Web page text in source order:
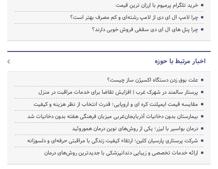
خرید تلگرام پرمیوم با ارزان ترین قیمت
چرا لامپ ال ای دی از لامپ رشته‌ای و کم مصرف بهتر است؟
چرا پنل های ال ای دی سقفی فروش خوبی دارند؟
اخبار مرتبط با حوزه
علت بوق زدن دستگاه اکسیژن ساز چیست؟
پرستار سالمند در شهرک غرب | افزایش تقاضا برای خدمات مراقبت در منزل
مقایسه قیمت ایمپلنت کره ای و اروپایی؛ قدرت انتخاب از نظر هزینه و کیفیت
بیمارستان بدون دخانیات آذربایجان‌غربی میزبان فرهنگی هفته بدون دخانیات شد
درمان بواسیر با لیزر؛ یکی از روش‌های نوین درمان هموروئید
شرکت پرستاری پارسیان کلین؛ ارتقاء کیفیت زندگی با مراقبتی حرفه‌ای و دلسوزانه
ارائه خدمات تخصصی و زیبایی دندانپزشکی با جدیدترین روش‌های درمان